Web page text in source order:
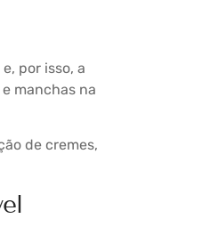
por isso, a
manchas na
de cremes,